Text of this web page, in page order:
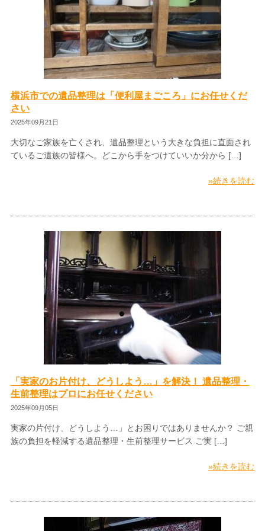
横浜市での遺品整理は「便利屋まごころ」にお任せくだ
さい
2025年09月21日
大切なご家族を亡くされ、遺品整理という大きな負担に直面され
ているご遺族の皆様へ。どこから手をつけていいか分から […]
»続きを読む
「実家のお片付け、どうしよう…」を解決！ 遺品整理・
生前整理はプロにお任せください
2025年09月05日
実家の片付け、どうしよう…」とお困りではありませんか？ ご親
族の負担を軽減する遺品整理・生前整理サービス ご実 […]
»続きを読む